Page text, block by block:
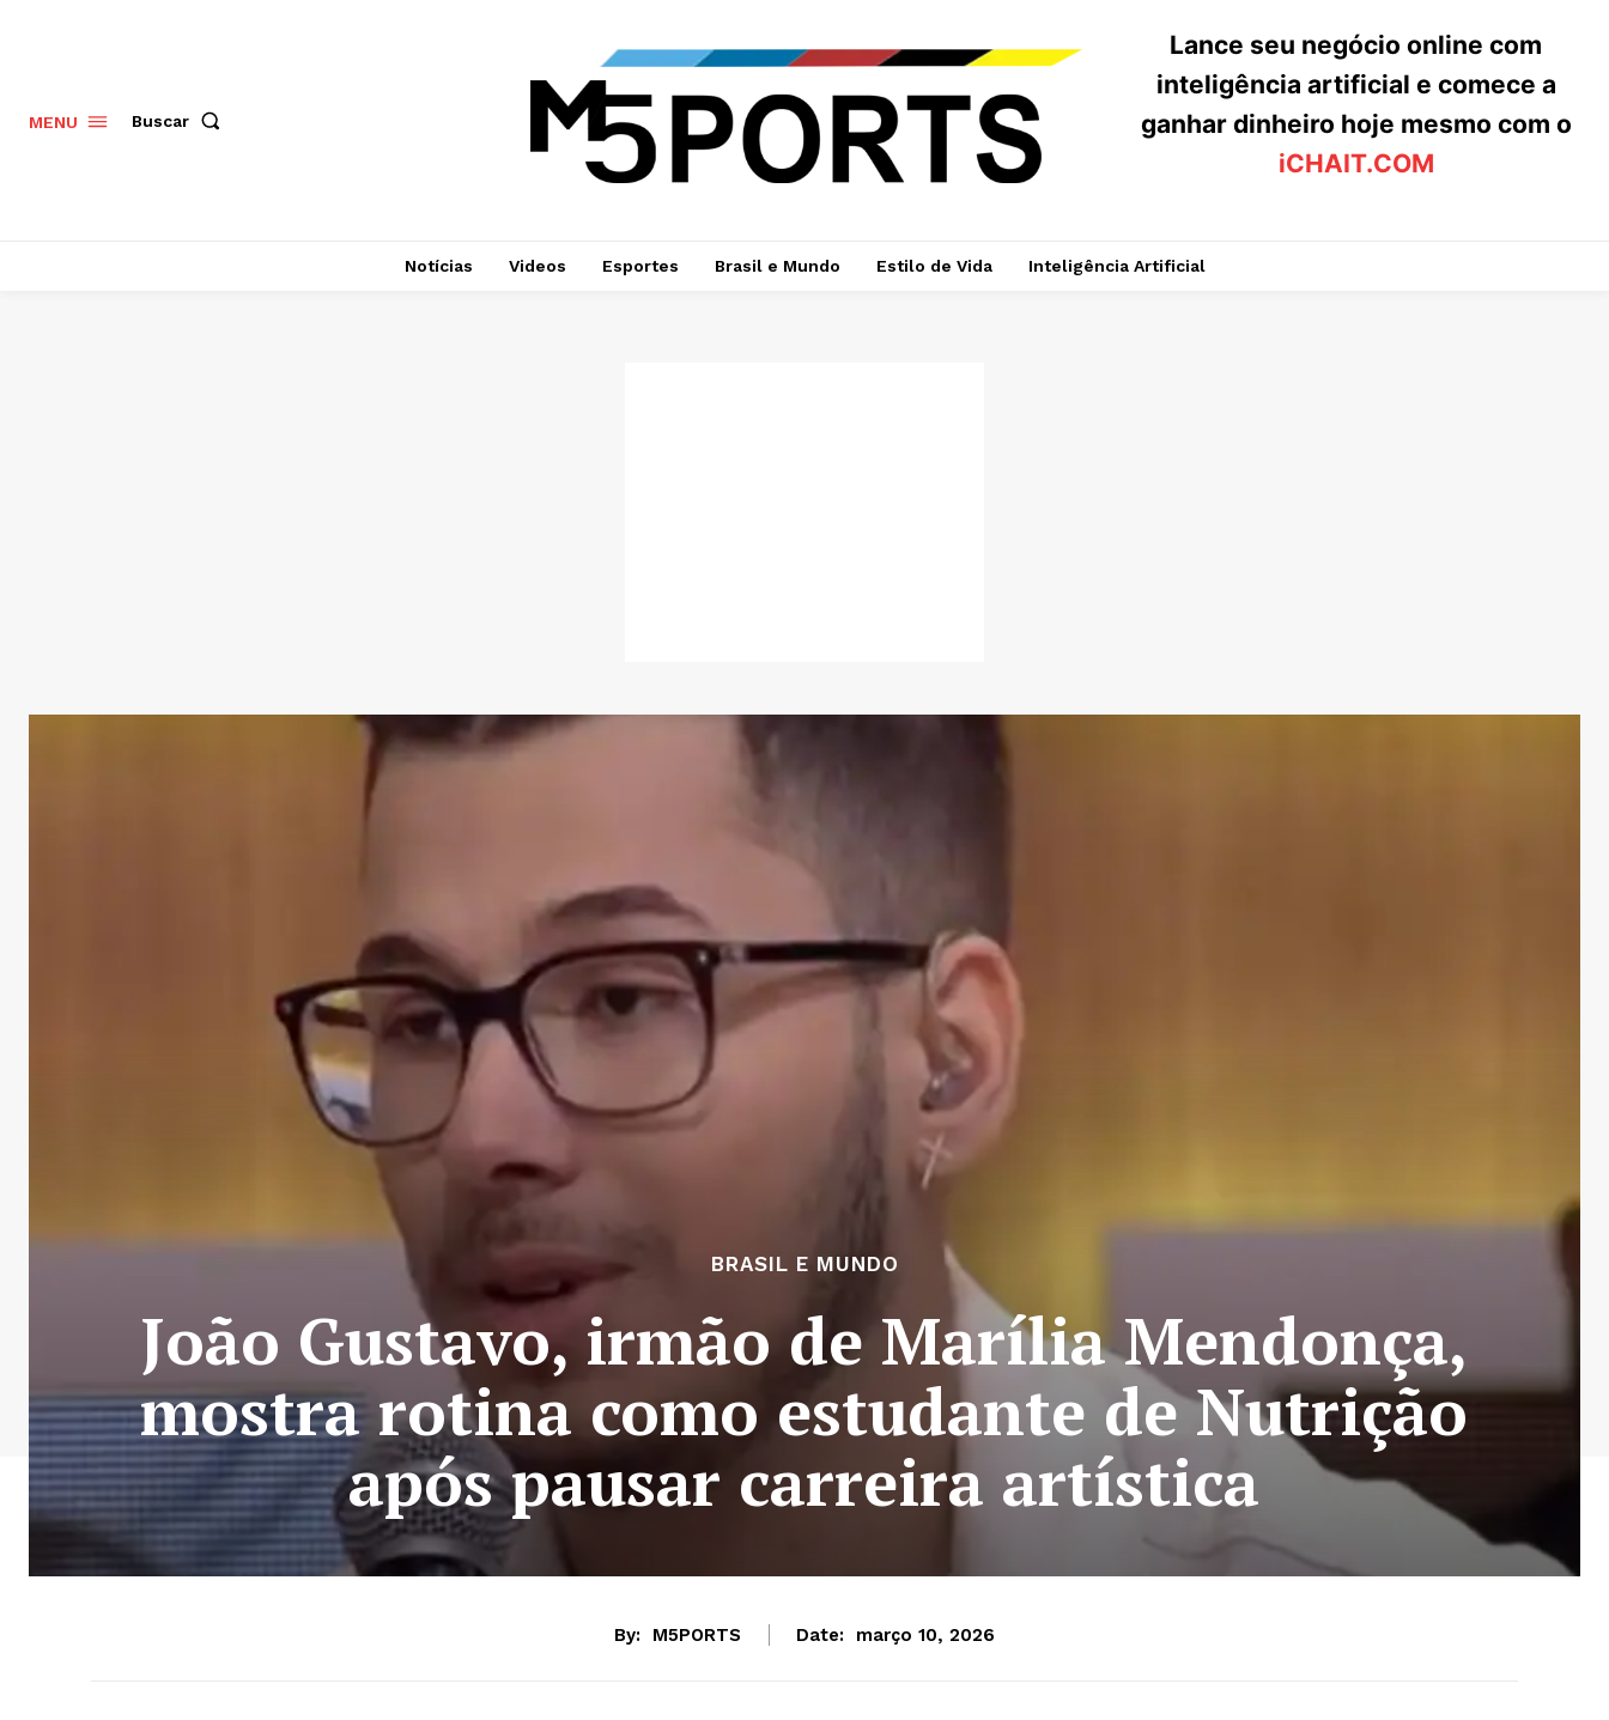
MENU Buscar
Lance seu negócio online com
inteligência artificial e comece a
ganhar dinheiro hoje mesmo com o
iCHAIT.COM
Notícias Videos Esportes Brasil e Mundo Estilo de Vida Inteligência Artificial
BRASIL E MUNDO
João Gustavo, irmão de Marília Mendonça,
mostra rotina como estudante de Nutrição
após pausar carreira artística
By: M5PORTS Date: março 10, 2026